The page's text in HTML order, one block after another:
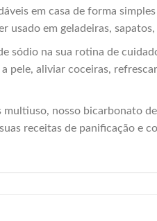
em casa de forma
usado em geladeiras,
sódio na sua rotina de
pele, aliviar coceiras,
multiuso, nosso bicarbonato
receitas de panificação e